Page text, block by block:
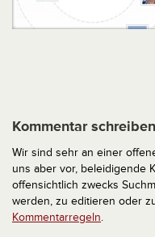
Kommentar schreiben
Wir sind sehr an einer
uns aber vor, beleidigende
offensichtlich zwecks
werden, zu editieren oder
Kommentarregeln.